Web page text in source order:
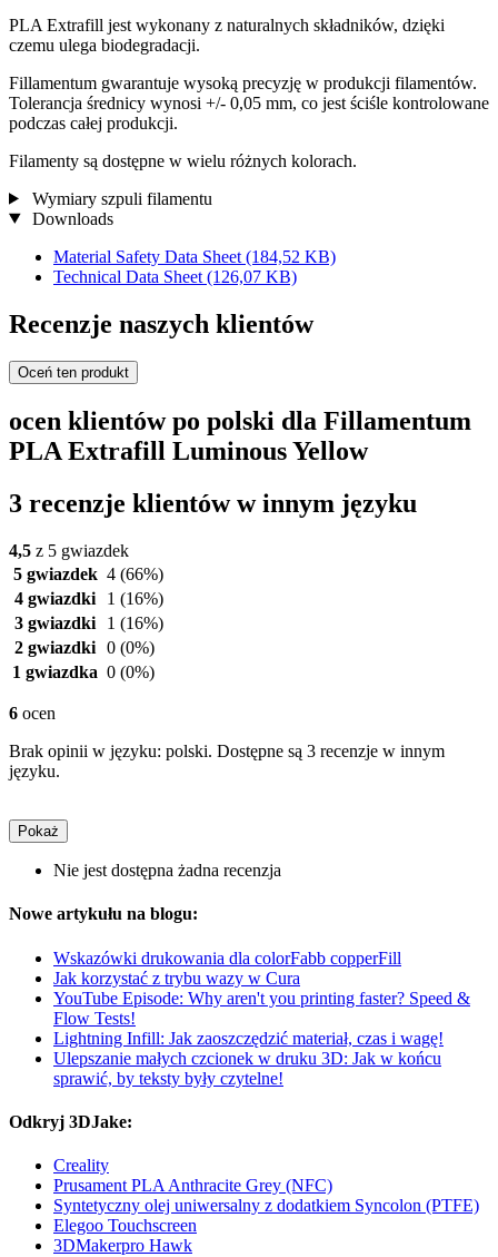
PLA Extrafill jest wykonany z naturalnych składników, dzięki
czemu ulega biodegradacji.
Fillamentum gwarantuje wysoką precyzję w produkcji filamentów.
Tolerancja średnicy wynosi +/- 0,05 mm, co jest ściśle kontrolowane
podczas całej produkcji.
Filamenty są dostępne w wielu różnych kolorach.
Wymiary szpuli filamentu
Downloads
Material Safety Data Sheet (184,52 KB)
Technical Data Sheet (126,07 KB)
Recenzje naszych klientów
Oceń ten produkt
ocen klientów po polski dla Fillamentum
PLA Extrafill Luminous Yellow
3 recenzje klientów w innym języku
4,5 z 5 gwiazdek
5 gwiazdek 4 (66%)
4 gwiazdki
1 (16%)
3 gwiazdki
1 (16%)
2 gwiazdki 0 (0%)
1 gwiazdka 0 (0%)
6 ocen
Brak opinii w języku: polski. Dostępne są 3 recenzje w innym
języku.
Pokaż
Nie jest dostępna żadna recenzja
Nowe artykułu na blogu:
Wskazówki drukowania dla colorFabb copperFill
Jak korzystać z trybu wazy w Cura
YouTube Episode: Why aren't you printing faster? Speed &
Flow Tests!
Lightning Infill: Jak zaoszczędzić materiał, czas i wagę!
Ulepszanie małych czcionek w druku 3D: Jak w końcu
sprawić, by teksty były czytelne!
Odkryj 3DJake:
Creality
Prusament PLA Anthracite Grey (NFC)
Syntetyczny olej uniwersalny z dodatkiem Syncolon (PTFE)
Elegoo Touchscreen
3DMakerpro Hawk